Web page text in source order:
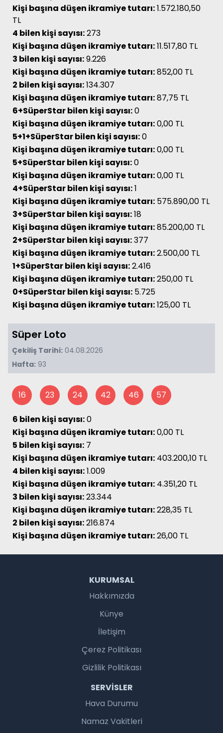
Kişi başına düşen ikramiye tutarı:1.572.180,50
TL
4 bilen kişi sayısı:273
Kişi başına düşen ikramiye tutarı:11.517,80 TL
3 bilen kişi sayısı:9.226
Kişi başına düşen ikramiye tutarı:852,00 TL
2 bilen kişi sayısı:134.307
Kişi başına düşen ikramiye tutarı:87,75 TL
6+SüperStar bilen kişi sayısı:0
Kişi başına düşen ikramiye tutarı:0,00 TL
5+1+SüperStar bilen kişi sayısı:0
Kişi başına düşen ikramiye tutarı:0,00 TL
5+SüperStar bilen kişi sayısı:0
Kişi başına düşen ikramiye tutarı:0,00 TL
4+SüperStar bilen kişi sayısı:1
Kişi başına düşen ikramiye tutarı: 575.890,00 TL
3+SüperStar bilen kişi sayısı:18
Kişi başına düşen ikramiye tutarı:85.200,00 TL
2+SüperStar bilen kişi sayısı:377
Kişi başına düşen ikramiye tutarı:2.500,00 TL
1+SüperStar bilen kişi sayısı:2.416
Kişi başına düşen ikramiye tutarı:250,00 TL
0+SüperStar bilen kişi sayısı: 5.725
Kişi başına düşen ikramiye tutarı:125,00 TL
Süper Loto
Çekiliş Tarihi: 04.08.2026
Hafta: 93
16 23 24 42 46 57
6 bilen kişi sayısı:0
Kişi başına düşen ikramiye tutarı:0,00 TL
5 bilen kişi sayısı: 7
Kişi başına düşen ikramiye tutarı: 403.200,10 TL
4 bilen kişi sayısı:1.009
Kişi başına düşen ikramiye tutarı: 4.351,20 TL
3 bilen kişi sayısı:23.344
Kişi başına düşen ikramiye tutarı:228,35 TL
2 bilen kişi sayısı:216.874
Kişi başına düşen ikramiye tutarı:26,00 TL
KURUMSAL
Hakkımızda
Künye
İletişim
Çerez Politikası
Gizlilik Politikası
SERVISLER
Hava Durumu
Namaz Vakitleri